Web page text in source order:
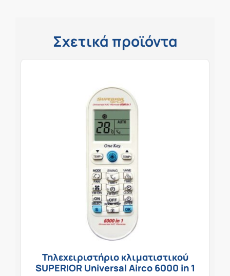
Σχετικά προϊόντα
Τηλεχειριστήριο κλιματιστικού
SUPERIOR Universal Airco 6000 in 1